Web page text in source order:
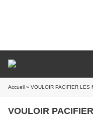
Accueil » VOULOIR PACIFIER LES
VOULOIR